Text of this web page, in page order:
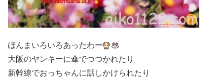
ほんまいろいろあったわー
大阪のヤンキーに傘でつつかれたり
新幹線でおっちゃんに話しかけられたり